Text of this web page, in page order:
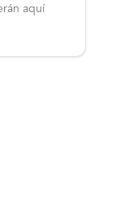
aquí